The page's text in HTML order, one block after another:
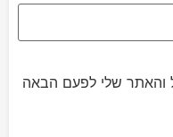
והאתר שלי לפעם הבאה